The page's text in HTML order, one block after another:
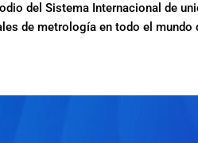
del Sistema Internacional de
de metrología en todo el mundo